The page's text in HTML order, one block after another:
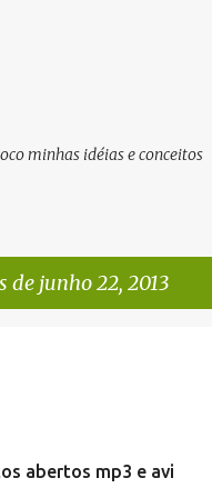
minhas idéias e conceitos
de junho 22, 2013
abertos mp3 e avi